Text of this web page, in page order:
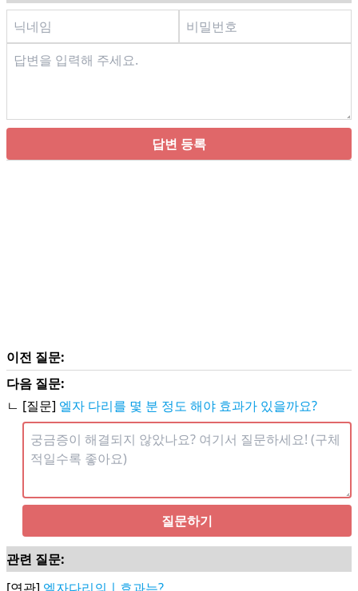
답변 등록
이전 질문:
다음 질문:
ㄴ [질문] 엘자 다리를 몇 분 정도 해야 효과가 있을까요?
질문하기
관련 질문: